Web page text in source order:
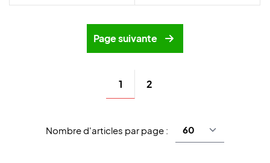
Page suivante
1 2
Nombre d'articles par page :